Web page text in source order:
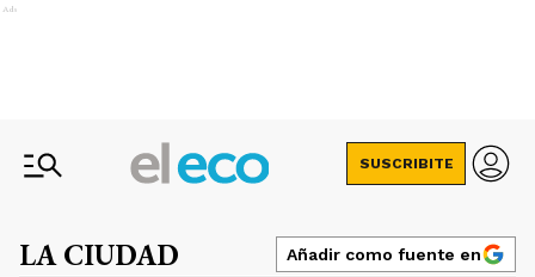
Ads
SUSCRIBITE
LA CIUDAD Añadir como fuente en